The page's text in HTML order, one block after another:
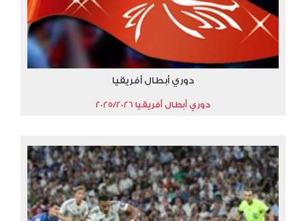
دوري أبطال أفريقيا
دوري أبطال أفريقيا 2025/2026